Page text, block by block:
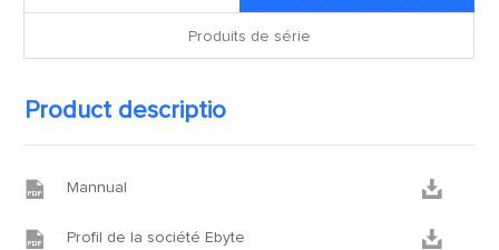
Produits de série
Product descriptio
 Mannual 
 Profil de la société Ebyte 